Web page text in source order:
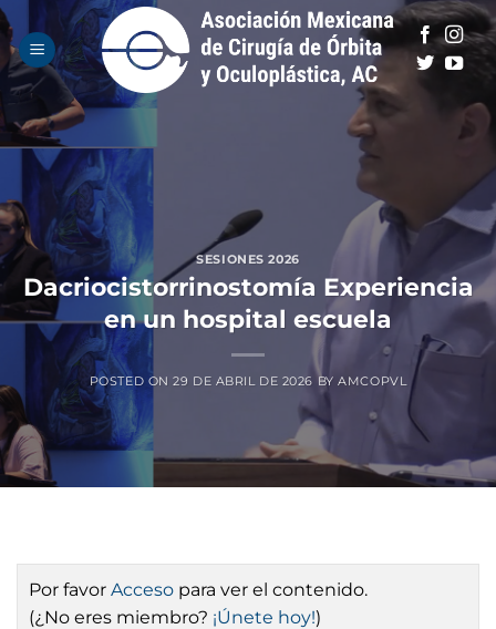
Saltar
al
contenido
SESIONES 2026
Dacriocistorrinostomía Experiencia
en un hospital escuela
POSTED ON29 DE ABRIL DE 2026 BYAMCOPVL
Por favor Acceso para ver el contenido.
(¿No eres miembro? ¡Únete hoy!)